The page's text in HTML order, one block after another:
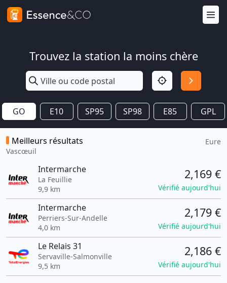
Trouvez la station la moins chère
GO E10 SP95 SP98 E85 GPL
Meilleurs résultats
Vascœuil
Eure
Intermarche
La Feuillie
9,9 km
2,169 €
Vérifié aujourd'hui
Intermarche
Perriers-Sur-Andelle
4,0 km
2,179 €
Vérifié aujourd'hui
Le Relais 31
Servaville-Salmonville
9,5 km
2,186 €
Vérifié aujourd'hui